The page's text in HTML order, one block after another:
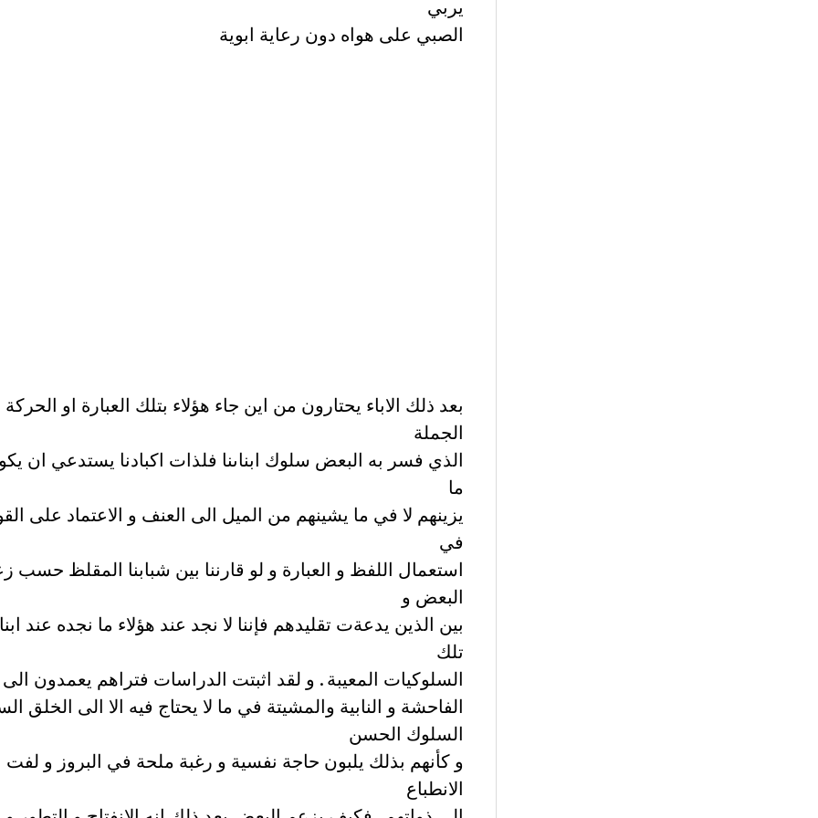
يربي
الصبي على هواه دون رعاية ابوية
بعد ذلك الاباء يحتارون من اين جاء هؤلاء بتلك العبارة او الحركة
الجملة
الذي فسر به البعض سلوك ابناىنا فلذات اكبادنا يستدعي ان
ما
يزينهم لا في ما يشينهم من الميل الى العنف و الاعتماد على
في
استعمال اللفظ و العبارة و لو قارننا بين شبابنا المقلظ حسب
البعض و
بين الذين يدعةت تقليدهم فإننا لا نجد عند هؤلاء ما نجده عند
تلك
السلوكيات المعيبة . و لقد اثبتت الدراسات فتراهم يعمدون الى
الفاحشة و النابية والمشيتة في ما لا يحتاج فيه الا الى الخلق
السلوك الحسن
و كأنهم بذلك يلبون حاجة نفسية و رغبة ملحة في البروز و لفت
الانطباع